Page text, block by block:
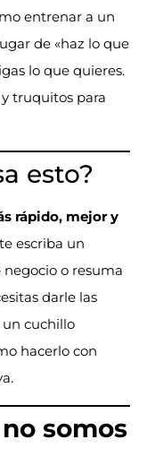
entrenar a un
de «haz lo que
lo que quieres.
truquitos para
esto?
rápido, mejor y
escriba un
o resuma
darle las
un cuchillo
hacerlo con
somos